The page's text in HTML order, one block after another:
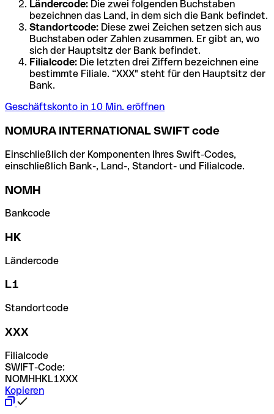
Ländercode: Die zwei folgenden Buchstaben
bezeichnen das Land, in dem sich die Bank befindet.
Standortcode: Diese zwei Zeichen setzen sich aus
Buchstaben oder Zahlen zusammen. Er gibt an, wo
sich der Hauptsitz der Bank befindet.
Filialcode: Die letzten drei Ziffern bezeichnen eine
bestimmte Filiale. “XXX" steht für den Hauptsitz der
Bank.
Geschäftskonto in 10 Min. eröffnen
NOMURA INTERNATIONAL SWIFT code
Einschließlich der Komponenten Ihres Swift-Codes,
einschließlich Bank-, Land-, Standort- und Filialcode.
NOMH
Bankcode
HK
Ländercode
L1
Standortcode
XXX
Filialcode
SWIFT-Code:
NOMHHKL1XXX
Kopieren